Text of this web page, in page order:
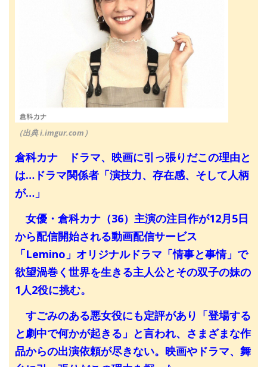
（出典 i.imgur.com）
倉科カナ ドラマ、映画に引っ張りだこの理由と
は…ドラマ関係者「演技力、存在感、そして人柄
が…」
女優・倉科カナ（36）主演の注目作が12月5日
から配信開始される動画配信サービス
「Lemino」オリジナルドラマ「情事と事情」で
欲望渦巻く世界を生きる主人公とその双子の妹の
1人2役に挑む。
すごみのある悪女役にも定評があり「登場する
と劇中で何かが起きる」と言われ、さまざまな作
品からの出演依頼が尽きない。映画やドラマ、舞